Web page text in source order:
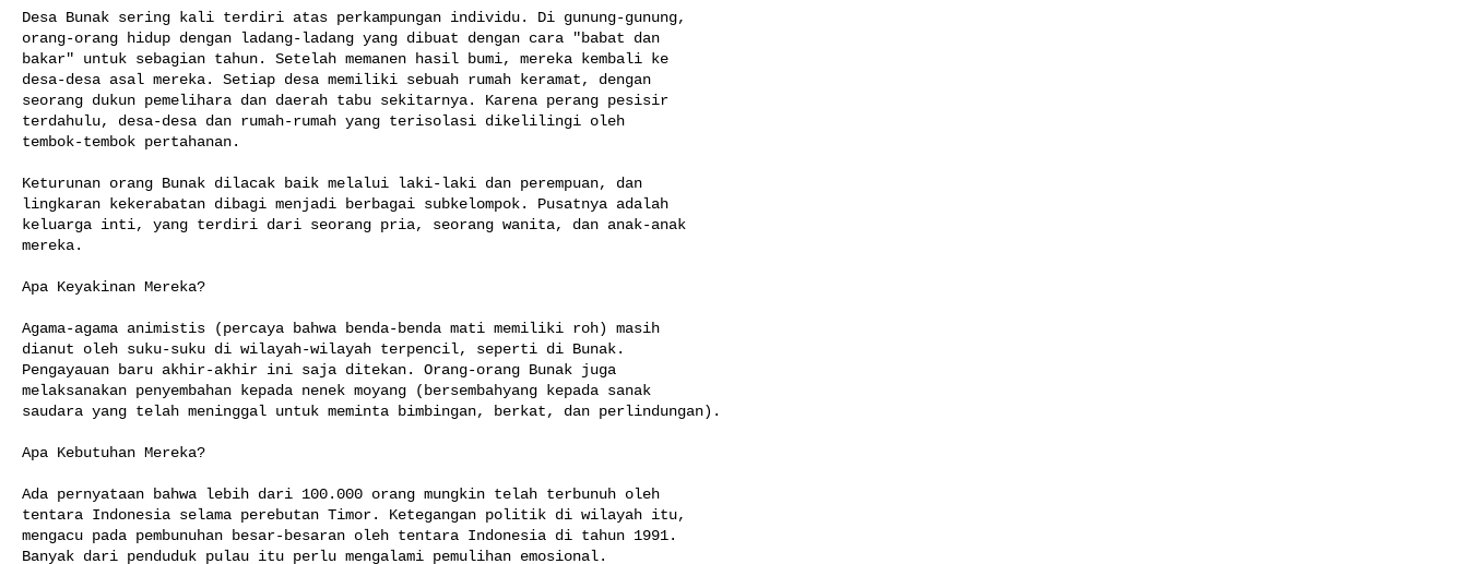
Desa Bunak sering kali terdiri atas perkampungan individu. Di gunung-gunung,
orang-orang hidup dengan ladang-ladang yang dibuat dengan cara "babat dan
bakar" untuk sebagian tahun. Setelah memanen hasil bumi, mereka kembali ke
desa-desa asal mereka. Setiap desa memiliki sebuah rumah keramat, dengan
seorang dukun pemelihara dan daerah tabu sekitarnya. Karena perang pesisir
terdahulu, desa-desa dan rumah-rumah yang terisolasi dikelilingi oleh
tembok-tembok pertahanan.
Keturunan orang Bunak dilacak baik melalui laki-laki dan perempuan, dan
lingkaran kekerabatan dibagi menjadi berbagai subkelompok. Pusatnya adalah
keluarga inti, yang terdiri dari seorang pria, seorang wanita, dan anak-anak
mereka.
Apa Keyakinan Mereka?
Agama-agama animistis (percaya bahwa benda-benda mati memiliki roh) masih
dianut oleh suku-suku di wilayah-wilayah terpencil, seperti di Bunak.
Pengayauan baru akhir-akhir ini saja ditekan. Orang-orang Bunak juga
melaksanakan penyembahan kepada nenek moyang (bersembahyang kepada sanak
saudara yang telah meninggal untuk meminta bimbingan, berkat, dan perlindungan).
Apa Kebutuhan Mereka?
Ada pernyataan bahwa lebih dari 100.000 orang mungkin telah terbunuh oleh
tentara Indonesia selama perebutan Timor. Ketegangan politik di wilayah itu,
mengacu pada pembunuhan besar-besaran oleh tentara Indonesia di tahun 1991.
Banyak dari penduduk pulau itu perlu mengalami pemulihan emosional.